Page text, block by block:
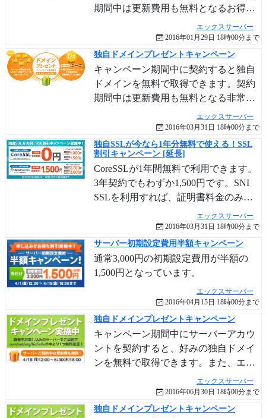
期間中は更新費用も無料となるお得な
キャンペーンです。.com .net .org .info
.bizから選べます。全てのプランが対象
です。既存のユーザーも対象です。
エックスサーバー
2016年01月29日 18時00分まで
独自ドメインプレゼントキャンペーン
キャンペーン期間中に契約すると独自
ドメインを無料で取得できます。契約
期間中は更新費用も無料となる非常に
お得なキャンペーンです。.com .net .org
.info .bizから選べます。全てのプラン
が対象です。既存のユーザーも対象で
す。
エックスサーバー
2016年03月31日 18時00分まで
独自SSLが今なら1年分無料で使える！SSL
割引キャンペーン [延長]
CoreSSLが1年間無料で利用できます。
3年契約でもわずか1,500円です。SNI
SSLを利用すれば、証明書料金のみで
独自SSLを利用可能です。さらに
SecureCore ドメイン認証SSLもキャン
ペーン料金となっています。
エックスサーバー
2016年03月31日 18時00分まで
サーバー初期設定費用半額キャンペーン
通常3,000円の初期設定費用が半額の
1,500円となっています。
エックスサーバー
2016年04月15日 18時00分まで
独自ドメインプレゼントキャンペーン
キャンペーン期間中にサーバーアカウ
ントを契約すると、好みの独自ドメイ
ンを無料で取得できます。また、エッ
クスサーバーの契約期間中はドメイン
の更新費用もずっと無料です。
エックスサーバー
2016年06月30日 18時00分まで
独自ドメインプレゼントキャンペーン